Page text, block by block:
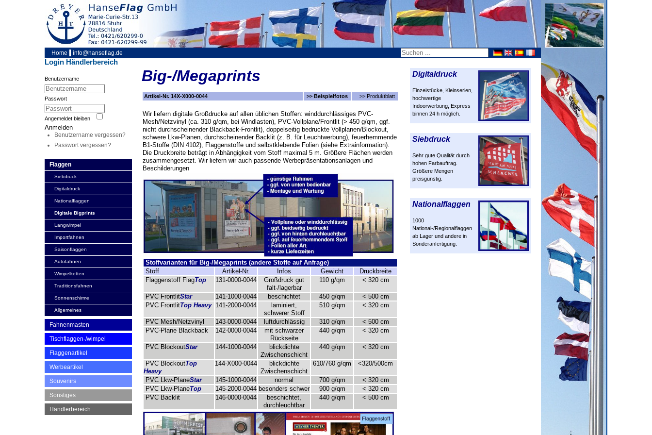
Home info@hanseflag.de
Login Händlerbereich
Benutzername
Passwort
Angemeldet bleiben
Anmelden
Benutzername vergessen?
Passwort vergessen?
Flaggen
Siebdruck
Digitaldruck
Nationalflaggen
Digitale Bigprints
Langwimpel
Importfahnen
Saisonflaggen
Autofahnen
Wimpelketten
Traditionsfahnen
Sonnenschirme
Allgemeines
Fahnenmasten
Tischflaggen-/wimpel
Flaggenartikel
Werbeartikel
Souvenirs
Sonstiges
Händlerbereich
Big-/Megaprints
Artikel-Nr. 14X-X000-0044 >> Beispielfotos >> Produktblatt
Wir liefern digitale Großdrucke auf allen üblichen Stoffen: winddurchlässiges PVC-
Mesh/Netzvinyl (ca. 310 g/qm, bei Windlasten), PVC-Vollplane/Frontlit (> 450 g/qm, ggf.
nicht durchscheinender Blackback-Frontlit), doppelseitig bedruckte Vollplanen/Blockout,
schwere Lkw-Planen, durchscheinender Backlit (z. B. für Leuchtwerbung), feuerhemmende
B1-Stoffe (DIN 4102), Flaggenstoffe und selbstklebende Folien (siehe Extrainformation).
Die Druckbreite beträgt in Abhängigkeit vom Stoff maximal 5 m. Größere Flächen werden
zusammengesetzt. Wir liefern wir auch passende Werbepräsentationsanlagen und
Beschilderungen
Stoffvarianten für Big-/Megaprints (andere Stoffe auf Anfrage)
Stoff
Artikel-Nr. Infos Gewicht
Druckbreite
Flaggenstoff FlagTop 131-0000-0044
Großdruck gut
falt-/lagerbar
110 g/qm < 320 cm
PVC FrontlitStar 141-1000-0044 beschichtet 450 g/qm
< 500 cm
PVC FrontlitTop Heavy 141-2000-0044
laminiert,
schwerer Stoff
510 g/qm < 320 cm
PVC Mesh/Netzvinyl 143-0000-0044 luftdurchlässig 310 g/qm
< 500 cm
PVC-Plane Blackback
142-0000-0044
mit schwarzer
Rückseite
440 g/qm < 320 cm
PVC BlockoutStar 144-1000-0044
blickdichte
Zwischenschicht
440 g/qm < 320 cm
PVC BlockoutTop
Heavy
144-X000-0044
blickdichte
Zwischenschicht
610/760 g/qm <320/500cm
PVC Lkw-PlaneStar 145-1000-0044 normal 700 g/qm
< 320 cm
PVC Lkw-PlaneTop 145-2000-0044 besonders schwer 900 g/qm
< 320 cm
PVC Backlit
146-0000-0044
beschichtet,
durchleuchtbar
440 g/qm < 500 cm
Digitaldruck
Einzelstücke, Kleinserien,
hochwertige
Indoorwerbung, Express
binnen 24 h möglich.
Siebdruck
Sehr gute Qualität durch
hohen Farbauftrag.
Größere Mengen
preisgünstig.
Nationalflaggen
1000
National-/Regionalflaggen
ab Lager und andere in
Sonderanfertigung.